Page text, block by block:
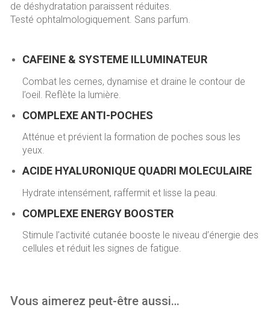
de déshydratation paraissent réduites.
Testé ophtalmologiquement. Sans parfum.
CAFEINE & SYSTEME ILLUMINATEUR
Combat les cernes, dynamise et draine le contour de
l’oeil. Reflète la lumière.
COMPLEXE ANTI-POCHES
Atténue et prévient la formation de poches sous les
yeux.
ACIDE HYALURONIQUE QUADRI MOLECULAIRE
Hydrate intensément, raffermit et lisse la peau.
COMPLEXE ENERGY BOOSTER
Stimule l’activité cutanée booste le niveau d’énergie des
cellules et réduit les signes de fatigue.
Vous aimerez peut-être aussi…